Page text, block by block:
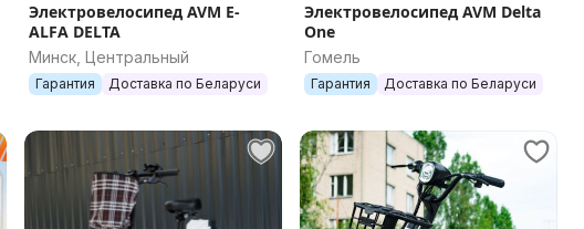
Электровелосипед AVM E-
ALFA DELTA
Минск, Центральный
Гарантия Доставка по Беларуси
Электровелосипед AVM Delta
One
Гомель
Гарантия Доставка по Беларуси